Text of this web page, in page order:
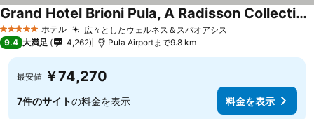
5 ホテルのランク
ホテル 広々としたウェルネス＆スパオアシス
Grand Hotel Brioni Pula, A Radisson Collection Hotel
9.4 大満足 4,262 Pula Airportまで9.8 km
最安値 ￥74,270
7件のサイトの料金を表示 料金を表示